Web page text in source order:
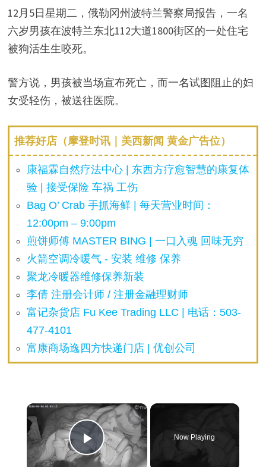
12月5日星期二，俄勒冈州波特兰警察局报告，一名
六岁男孩在波特兰东北112大道1800街区的一处住宅
被狗活生生咬死。
警方说，男孩被当场宣布死亡，而一名试图阻止的妇
女受轻伤，被送往医院。
推荐好店（摩登时讯｜美西新闻 黄金广告位）
康福霖自然疗法中心 | 东西方疗愈智慧的康复体
验 | 接受保险 车祸 工伤
Bag O’ Crab 手抓海鲜 | 每天营业时间：
12:00pm – 9:00pm
煎饼师傅 MASTER BING | 一口入魂 回味无穷
火箭空调冷暖气 - 安装 维修 保养
聚龙冷暖器维修保养新装
李倩 注册会计师 / 注册金融理财师
富记杂货店 Fu Kee Trading LLC | 电话：503-
477-4101
富康商场逸四方快递门店 | 优创公司
×
Play Video
Now Playing